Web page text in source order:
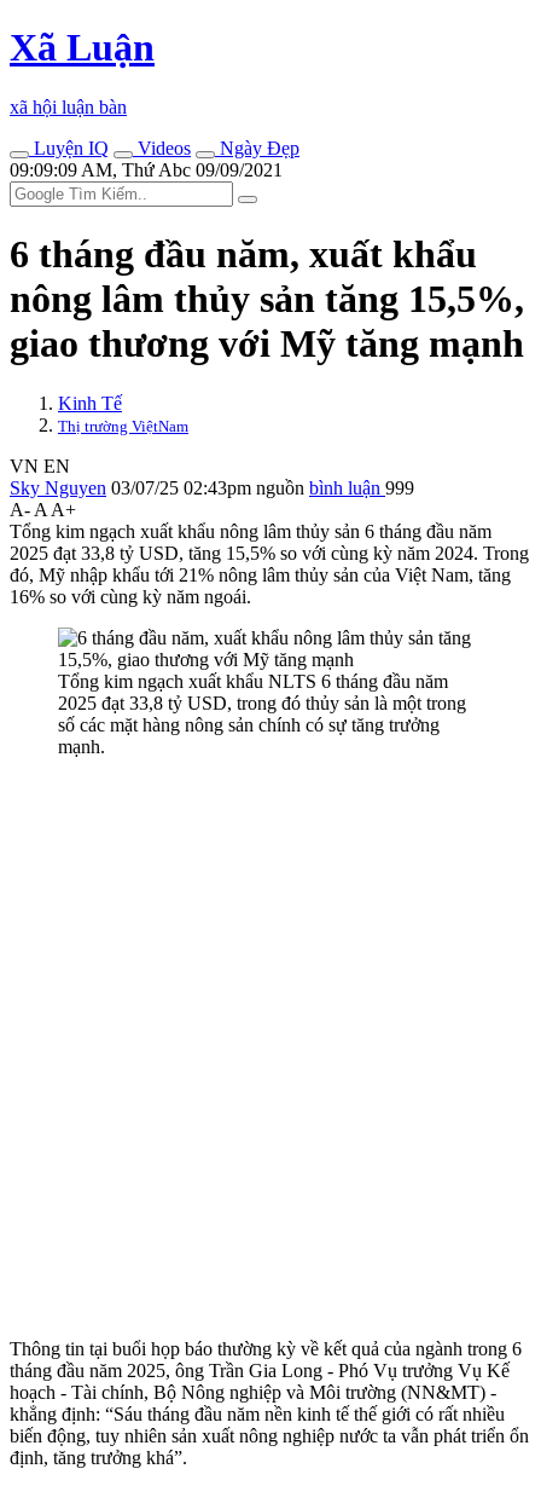
Xã Luận
xã hội luận bàn
Luyện IQ
Videos
Ngày Đẹp
09:09:09 AM, Thứ Abc 09/09/2021
6 tháng đầu năm, xuất khẩu
nông lâm thủy sản tăng 15,5%,
giao thương với Mỹ tăng mạnh
Kinh Tế
Thị trường ViệtNam
VN EN
Sky Nguyen 03/07/25 02:43pm nguồn bình luận 999
A- A A+
Tổng kim ngạch xuất khẩu nông lâm thủy sản 6 tháng đầu năm
2025 đạt 33,8 tỷ USD, tăng 15,5% so với cùng kỳ năm 2024. Trong
đó, Mỹ nhập khẩu tới 21% nông lâm thủy sản của Việt Nam, tăng
16% so với cùng kỳ năm ngoái.
Tổng kim ngạch xuất khẩu NLTS 6 tháng đầu năm
2025 đạt 33,8 tỷ USD, trong đó thủy sản là một trong
số các mặt hàng nông sản chính có sự tăng trưởng
mạnh.
Thông tin tại buổi họp báo thường kỳ về kết quả của ngành trong 6
tháng đầu năm 2025, ông Trần Gia Long - Phó Vụ trưởng Vụ Kế
hoạch - Tài chính, Bộ Nông nghiệp và Môi trường (NN&MT) -
khẳng định: “Sáu tháng đầu năm nền kinh tế thế giới có rất nhiều
biến động, tuy nhiên sản xuất nông nghiệp nước ta vẫn phát triển ổn
định, tăng trưởng khá”.